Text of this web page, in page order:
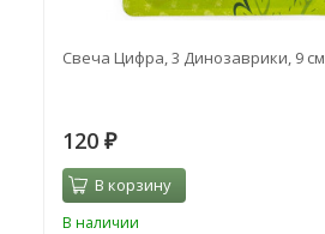
Свеча Цифра, 3 Динозаврики, 9 см
120 ₽
В корзину
В наличии